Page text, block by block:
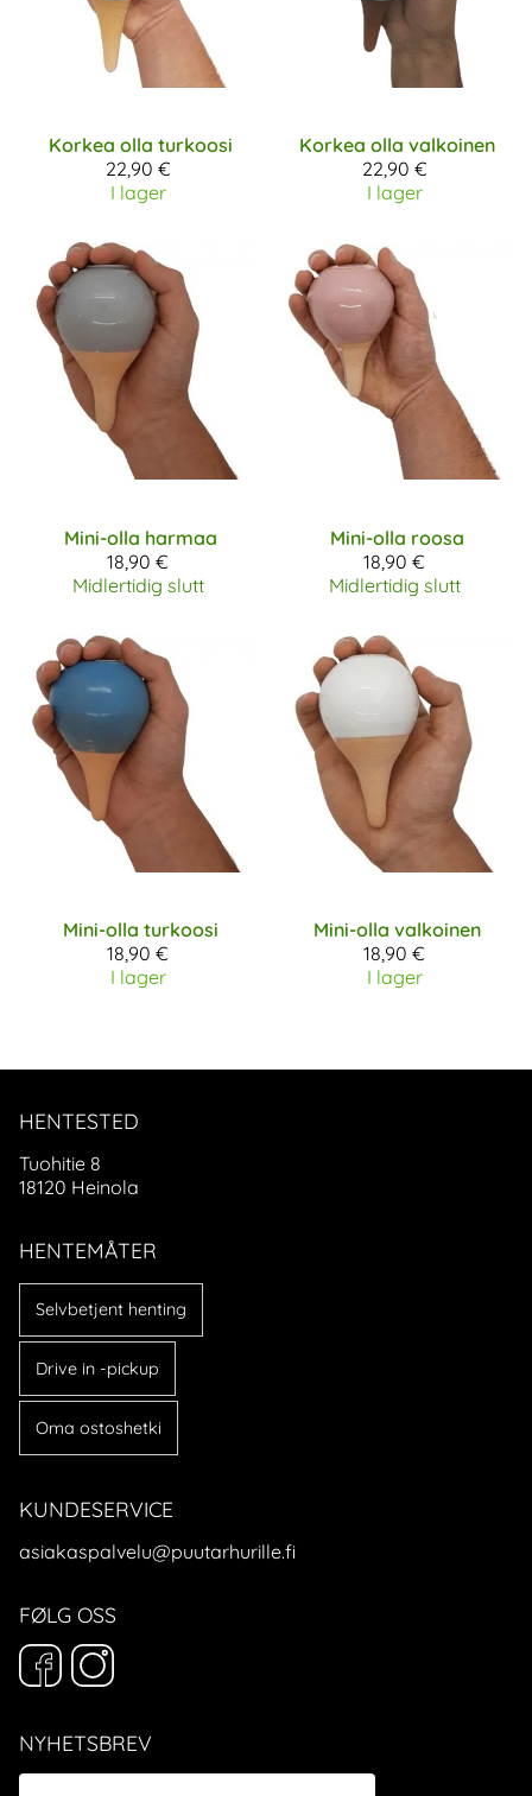
Korkea olla turkoosi
22,90 €
I lager
Korkea olla valkoinen
22,90 €
I lager
Mini-olla harmaa
18,90 €
Midlertidig slutt
Mini-olla roosa
18,90 €
Midlertidig slutt
Mini-olla turkoosi
18,90 €
I lager
Mini-olla valkoinen
18,90 €
I lager
HENTESTED
Tuohitie 8
18120 Heinola
HENTEMÅTER
Selvbetjent henting
Drive in -pickup
Oma ostoshetki
KUNDESERVICE
asiakaspalvelu@puutarhurille.fi
FØLG OSS
NYHETSBREV